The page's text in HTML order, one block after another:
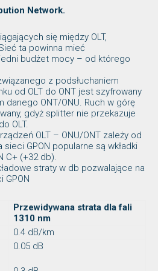
Network.
się między OLT,
ta powinna mieć
budżet mocy – od którego
z podsłuchaniem
od OLT do ONT jest szyfrowany
ONT/ONU. Ruch w górę
gdyż splitter nie przekazuje
OLT.
OLT – ONU/ONT zależy od
GPON popularne są wkładki
C+ (+32 db).
straty w db pozwalające na
GPON
Przewidywana strata dla fali
1310 nm
0.4 dB/km
0.05 dB